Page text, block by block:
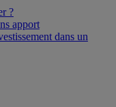
?
apport
dans un